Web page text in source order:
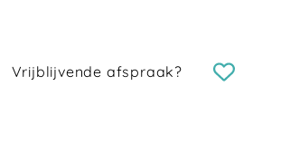
Vrijblijvende afspraak?